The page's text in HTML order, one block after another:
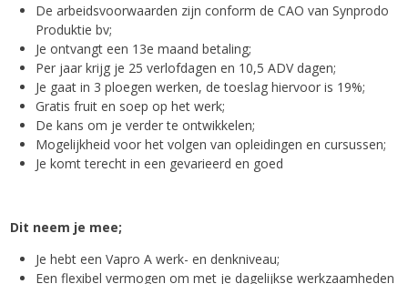
De arbeidsvoorwaarden zijn conform de CAO van Synprodo
Produktie bv;
Je ontvangt een 13e maand betaling;
Per jaar krijg je 25 verlofdagen en 10,5 ADV dagen;
Je gaat in 3 ploegen werken, de toeslag hiervoor is 19%;
Gratis fruit en soep op het werk;
De kans om je verder te ontwikkelen;
Mogelijkheid voor het volgen van opleidingen en cursussen;
Je komt terecht in een gevarieerd en goed
Dit neem je mee;
Je hebt een Vapro A werk- en denkniveau;
Een flexibel vermogen om met je dagelijkse werkzaamheden